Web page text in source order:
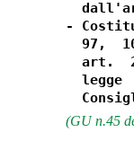
-
97,
art.
legge
(GU n.45